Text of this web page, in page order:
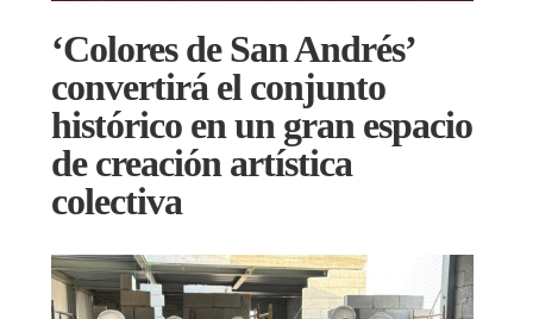
‘Colores de San Andrés’
convertirá el conjunto
histórico en un gran espacio
de creación artística
colectiva